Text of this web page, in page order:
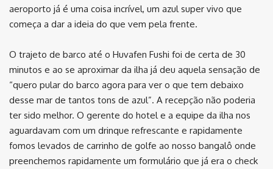
aeroporto já é uma coisa incrível, um azul super vivo que
começa a dar a ideia do que vem pela frente.
O trajeto de barco até o Huvafen Fushi foi de certa de 30
minutos e ao se aproximar da ilha já deu aquela sensação de
“quero pular do barco agora para ver o que tem debaixo
desse mar de tantos tons de azul”. A recepção não poderia
ter sido melhor. O gerente do hotel e a equipe da ilha nos
aguardavam com um drinque refrescante e rapidamente
fomos levados de carrinho de golfe ao nosso bangalô onde
preenchemos rapidamente um formulário que já era o check